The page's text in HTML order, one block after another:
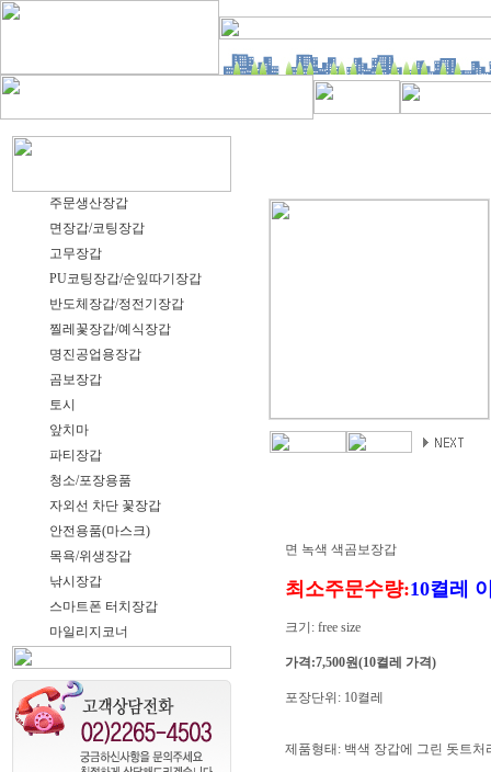
주문생산장갑
면장갑/코팅장갑
고무장갑
PU코팅장갑/순잎따기장갑
반도체장갑/정전기장갑
찔레꽃장갑/예식장갑
명진공업용장갑
곰보장갑
토시
앞치마
파티장갑
청소/포장용품
자외선 차단 꽃장갑
안전용품(마스크)
목욕/위생장갑
낚시장갑
스마트폰 터치장갑
마일리지코너
면 녹색 색곰보장갑
최소주문수량:10켤레
크기: free size
가격:7,500원(10켤레 가격)
포장단위: 10켤레
제품형태: 백색 장갑에 그린 돗트처